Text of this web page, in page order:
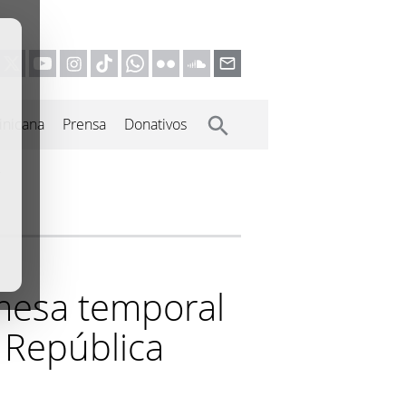
Prensa Donativos
temporal